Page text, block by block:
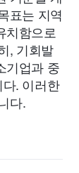
표는 지역
치함으로
, 기회발
기업과 중
. 이러한
다.